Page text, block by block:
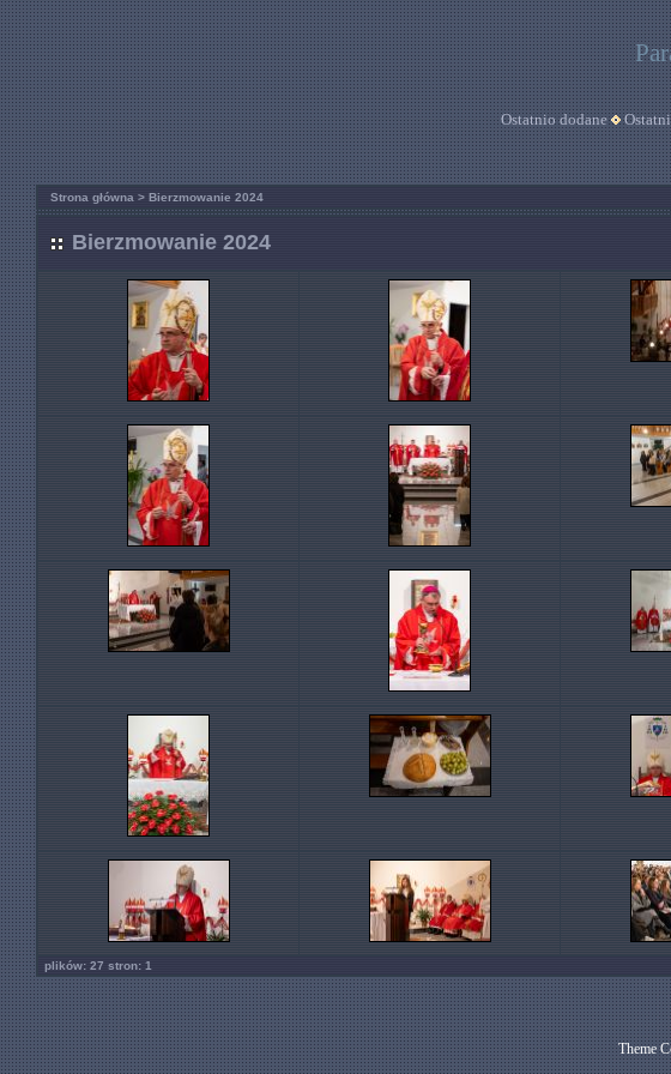
Ostatnio dodane
Strona główna > Bierzmowanie 2024
Bierzmowanie 2024
plików: 27 stron: 1
Theme